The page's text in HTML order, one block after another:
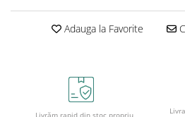
Blocuri de desen școlare
Accesorii geometrie și matematică
Rigle și Echere
Adauga la Favorite
Livrăm rapid din stoc propriu